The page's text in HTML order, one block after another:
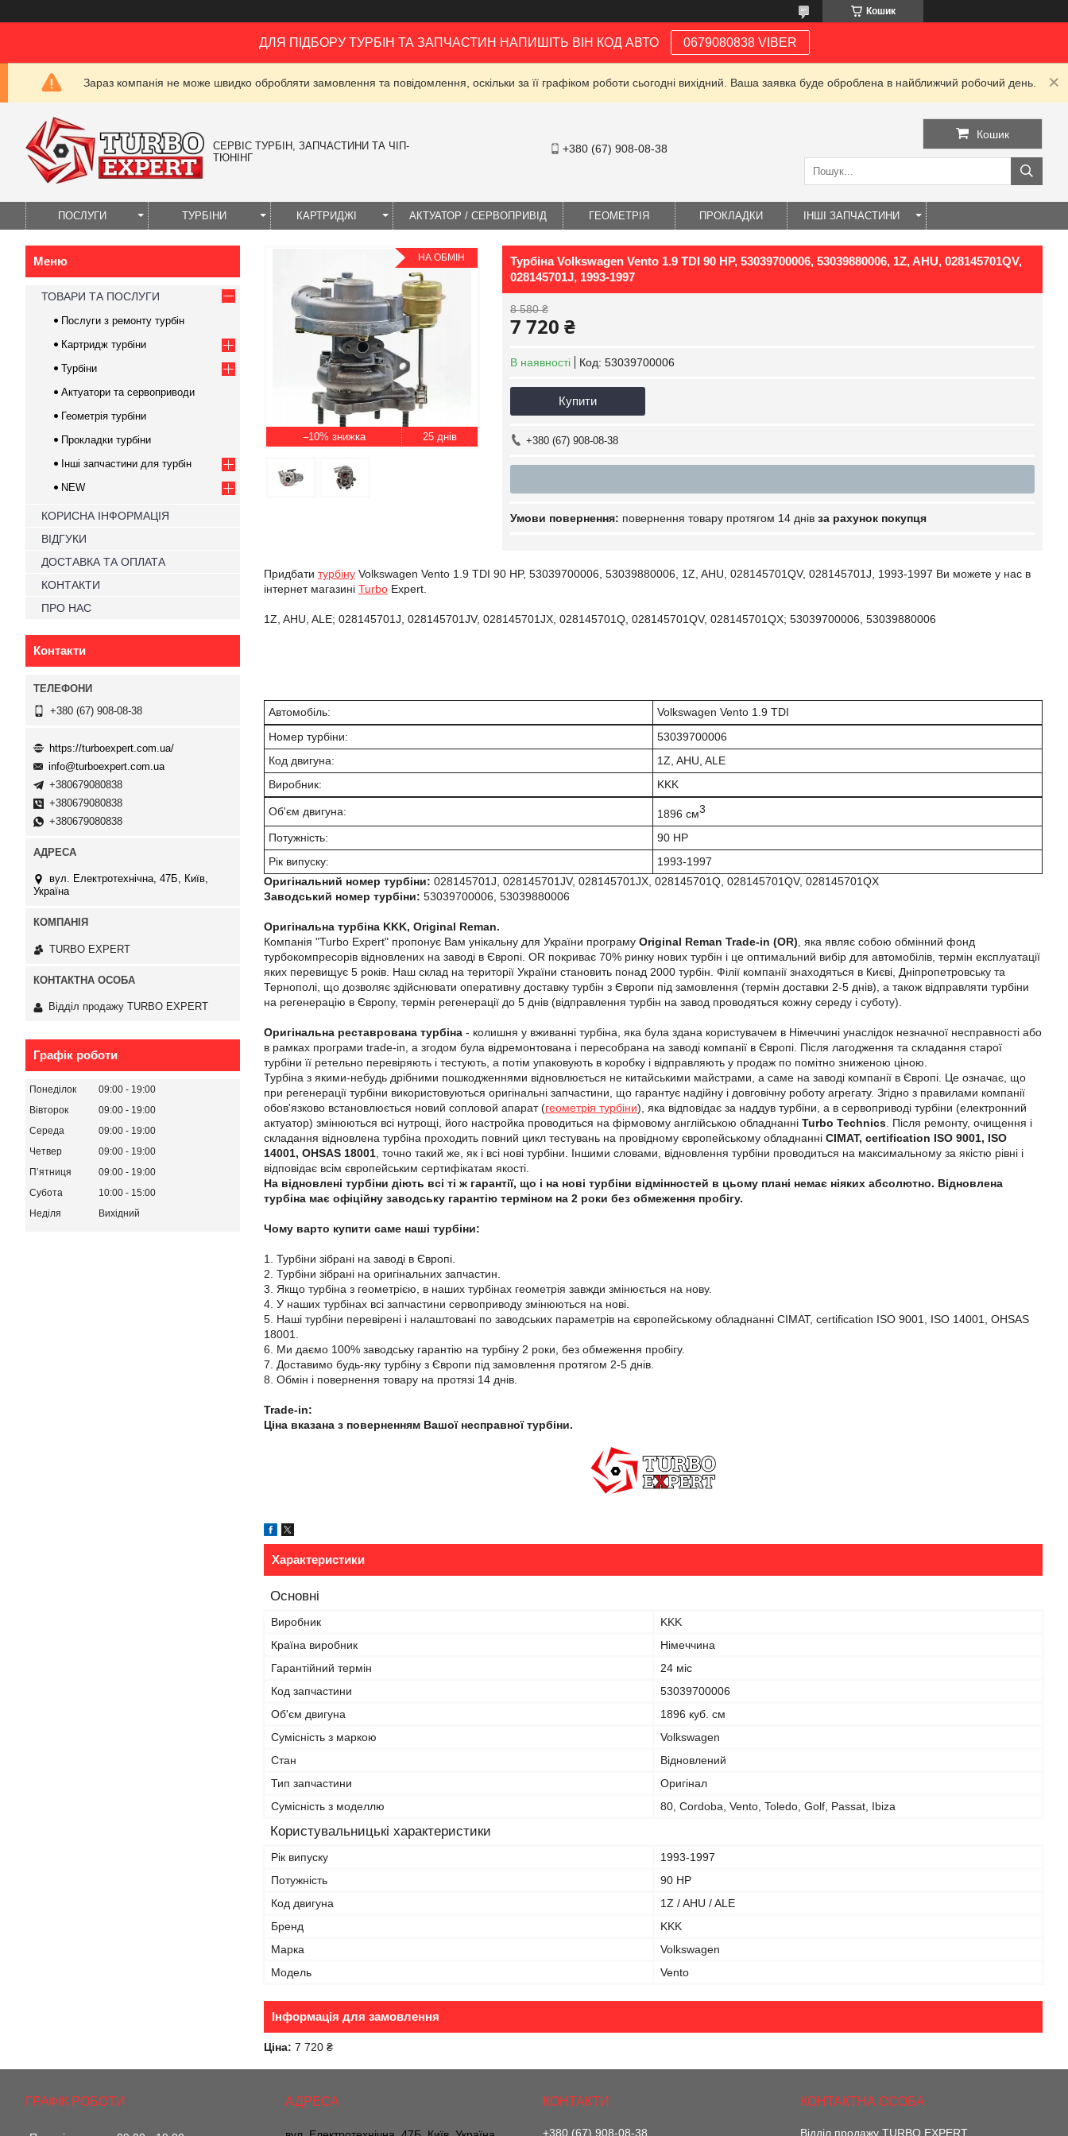
Кошик
ДЛЯ ПІДБОРУ ТУРБІН ТА ЗАПЧАСТИН НАПИШІТЬ ВІН КОД АВТО 0679080838 VIBER
Зараз компанія не може швидко обробляти замовлення та повідомлення, оскільки за її графіком роботи сьогодні вихідний. Ваша заявка буде оброблена в найближчий робочий день.
СЕРВІС ТУРБІН, ЗАПЧАСТИНИ ТА ЧІП-
ТЮНІНГ
+380 (67) 908-08-38
Кошик
ПОСЛУГИ ТУРБІНИ КАРТРИДЖІ АКТУАТОР / СЕРВОПРИВІД ГЕОМЕТРІЯ ПРОКЛАДКИ ІНШІ ЗАПЧАСТИНИ
–10% 25 днів
НА ОБМІН
Турбіна Volkswagen Vento 1.9 TDI 90 HP, 53039700006, 53039880006, 1Z, AHU, 028145701QV,
028145701J, 1993-1997
8 580 ₴
7 720 ₴
В наявності Код: 53039700006
Купити
+380 (67) 908-08-38
повернення товару протягом 14 днів за рахунок покупця
Придбати турбіну Volkswagen Vento 1.9 TDI 90 HP, 53039700006, 53039880006, 1Z, AHU, 028145701QV, 028145701J, 1993-1997 Ви можете у нас в
інтернет магазині Turbo Expert.
1Z, AHU, ALE; 028145701J, 028145701JV, 028145701JX, 028145701Q, 028145701QV, 028145701QX; 53039700006, 53039880006
Автомобіль:
Volkswagen Vento 1.9 TDI
Номер турбіни:
53039700006
Код двигуна:
1Z, AHU, ALE
Виробник:
KKK
Об'єм двигуна: 1896 см3
Потужність:
90 HP
Рік випуску:
1993-1997
Оригінальний номер турбіни: 028145701J, 028145701JV, 028145701JX, 028145701Q, 028145701QV, 028145701QX
Заводський номер турбіни: 53039700006, 53039880006
Оригінальна турбіна KKK, Original Reman.
Компанія "Turbo Expert" пропонує Вам унікальну для України програму Original Reman Trade-in (OR) , яка являє собою обмінний фонд
турбокомпресорів відновлених на заводі в Європі. OR покриває 70% ринку нових турбін і це оптимальний вибір для автомобілів, термін експлуатації
яких перевищує 5 років. Наш склад на території України становить понад 2000 турбін. Філії компанії знаходяться в Києві, Дніпропетровську та
Тернополі, що дозволяє здійснювати оперативну доставку турбін з Європи під замовлення (термін доставки 2-5 днів), а також відправляти турбіни
на регенерацію в Європу, термін регенерації до 5 днів (відправлення турбін на завод проводяться кожну середу і суботу).
Оригінальна реставрована турбіна - колишня у вживанні турбіна, яка була здана користувачем в Німеччині унаслідок незначної несправності або
в рамках програми trade-in, а згодом була відремонтована і пересобрана на заводі компанії в Європі. Після лагодження та складання старої
турбіни її ретельно перевіряють і тестують, а потім упаковують в коробку і відправляють у продаж по помітно зниженою ціною.
Турбіна з якими-небудь дрібними пошкодженнями відновлюється не китайськими майстрами, а саме на заводі компанії в Європі. Це означає, що
при регенерації турбіни використовуються оригінальні запчастини, що гарантує надійну і довговічну роботу агрегату. Згідно з правилами компанії
обов'язково встановлюється новий сопловой апарат (геометрія турбіни), яка відповідає за наддув турбіни, а в сервоприводі турбіни (електронний
актуатор) змінюються всі нутрощі, його настройка проводиться на фірмовому англійською обладнанні Turbo Technics . Після ремонту, очищення і
складання відновлена турбіна проходить повний цикл тестувань на провідному європейському обладнанні CIMAT, certification ISO 9001, ISO
14001, OHSAS 18001 , точно такий же, як і всі нові турбіни. Іншими словами, відновлення турбіни проводиться на максимальному за якістю рівні і
відповідає всім європейським сертифікатам якості.
На відновлені турбіни діють всі ті ж гарантії, що і на нові турбіни відмінностей в цьому плані немає ніяких абсолютно. Відновлена
турбіна має офіційну заводську гарантію терміном на 2 роки без обмеження пробігу.
Чому варто купити саме наші турбіни:
1. Турбіни зібрані на заводі в Європі.
2. Турбіни зібрані на оригінальних запчастин.
3. Якщо турбіна з геометрією, в наших турбінах геометрія завжди змінюється на нову.
4. У наших турбінах всі запчастини сервоприводу змінюються на нові.
5. Наші турбіни перевірені і налаштовані по заводських параметрів на європейському обладнанні CIMAT, certification ISO 9001, ISO 14001, OHSAS
18001.
6. Ми даємо 100% заводську гарантію на турбіну 2 роки, без обмеження пробігу.
7. Доставимо будь-яку турбіну з Європи під замовлення протягом 2-5 днів.
8. Обмін і повернення товару на протязі 14 днів.
Trade-in:
Ціна вказана з поверненням Вашої несправної турбіни.
Характеристики
Основні
Виробник
KKK
Країна виробник
Німеччина
Гарантійний термін
24 міс
Код запчастини
53039700006
Об'єм двигуна
1896 куб. см
Сумісність з маркою
Volkswagen
Стан
Відновлений
Тип запчастини
Оригінал
Сумісність з моделлю
80, Cordoba, Vento, Toledo, Golf, Passat, Ibiza
Користувальницькі характеристики
Рік випуску
1993-1997
Потужність
90 HP
Код двигуна
1Z / AHU / ALE
Бренд
KKK
Марка
Volkswagen
Модель
Vento
Інформація для замовлення
Ціна: 7 720 ₴
ТОВАРИ ТА ПОСЛУГИ
Послуги з ремонту турбін
Картридж турбіни
Турбіни
Актуатори та сервоприводи
Геометрія турбіни
Прокладки турбіни
Інші запчастини для турбін
NEW
КОРИСНА ІНФОРМАЦІЯ
ВІДГУКИ
ДОСТАВКА ТА ОПЛАТА
КОНТАКТИ
ПРО НАС
Контакти
+380 (67) 908-08-38
https://turboexpert.com.ua/
info@turboexpert.com.ua
+380679080838
+380679080838
+380679080838
вул. Електротехнічна, 47Б, Київ,
Україна
TURBO EXPERT
Відділ продажу TURBO EXPERT
Графік роботи
Понеділок 09:00
19:00
Вівторок
09:00
19:00
Середа
09:00
19:00
Четвер
09:00
19:00
Пʼятниця
09:00
19:00
Субота
10:00
15:00
Неділя
Вихідний
ГРАФІК РОБОТИ
+380 (67) 908-08-38 Відділ продажу TURBO EXPERT